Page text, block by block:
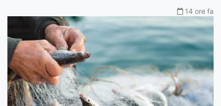
14 ore fa